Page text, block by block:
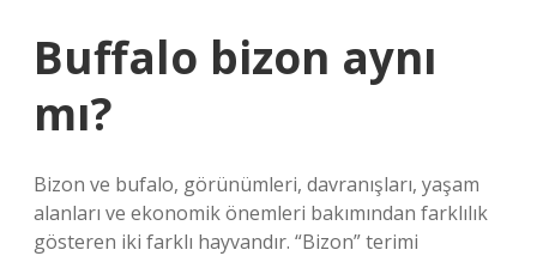
Buffalo bizon aynı
mı?
Bizon ve bufalo, görünümleri, davranışları, yaşam
alanları ve ekonomik önemleri bakımından farklılık
gösteren iki farklı hayvandır. “Bizon” terimi